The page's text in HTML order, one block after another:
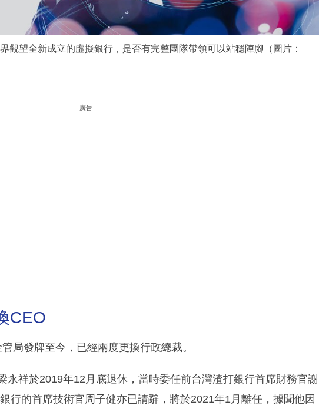
觀望全新成立的虛擬銀行，是否有完整團隊帶領可以站穩陣腳（圖片：
廣告
CEO
局發牌至今，已經兩度更換行政總裁。
永祥於2019年12月底退休，當時委任前台灣渣打銀行首席財務官謝
行的首席技術官周子健亦已請辭，將於2021年1月離任，據聞他因